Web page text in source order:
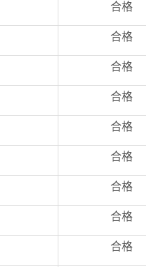
合格
合格
合格
合格
合格
合格
合格
合格
合格